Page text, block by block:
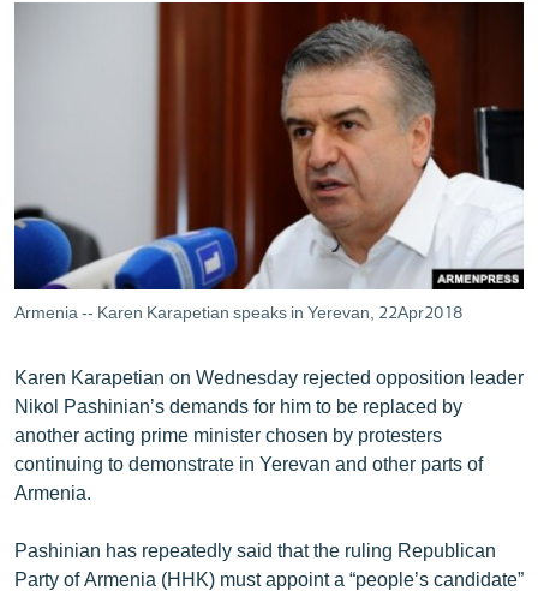
ՍՊՈՐՏ
ՄԵԿՆԱԲԱՆՈՒԹՅՈՒՆ
ՏՏ ԵՒ ԻՆՏԵՐՆԵՏ
ԱՐԽԻՎ
ՏԵՍԱՆՅՈՒԹԵՐ
ԲԱՆԱՎԵՃ
ՓՈԴՔԱՍԹ
Armenia -- Karen Karapetian speaks in Yerevan, 22Apr2018
Karen Karapetian on Wednesday rejected opposition leader
Nikol Pashinian’s demands for him to be replaced by
another acting prime minister chosen by protesters
continuing to demonstrate in Yerevan and other parts of
Armenia.
Pashinian has repeatedly said that the ruling Republican
Party of Armenia (HHK) must appoint a “people’s candidate”